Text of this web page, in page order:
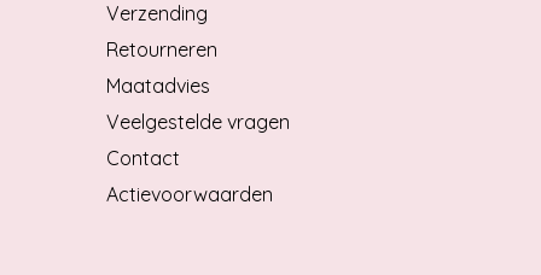
Verzending
Retourneren
Maatadvies
Veelgestelde vragen
Contact
Actievoorwaarden